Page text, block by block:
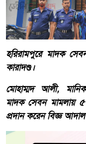
হরিরামপুরে মাদক
কারাদণ্ড।
মোহাম্মদ আলী,
মাদক সেবন মামলায়
প্রদান করেন বিজ্ঞ